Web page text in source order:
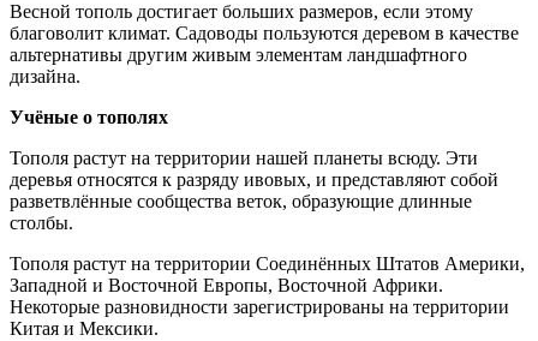
Весной тополь достигает больших размеров, если этому
благоволит климат. Садоводы пользуются деревом в качестве
альтернативы другим живым элементам ландшафтного
дизайна.
Учёные о тополях
Тополя растут на территории нашей планеты всюду. Эти
деревья относятся к разряду ивовых, и представляют собой
разветвлённые сообщества веток, образующие длинные
столбы.
Тополя растут на территории Соединённых Штатов Америки,
Западной и Восточной Европы, Восточной Африки.
Некоторые разновидности зарегистрированы на территории
Китая и Мексики.